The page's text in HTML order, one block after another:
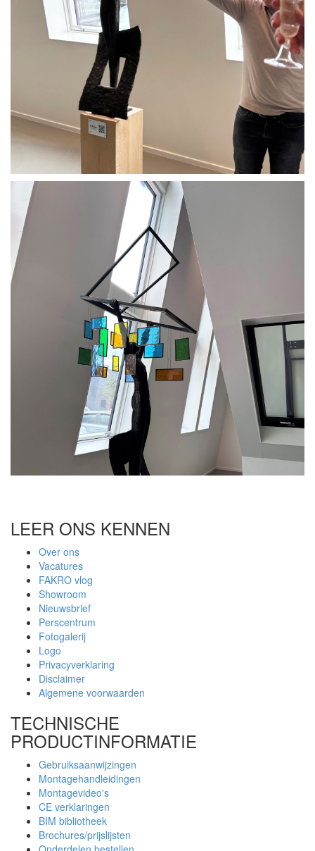
LEER ONS KENNEN
Over ons
Vacatures
FAKRO vlog
Showroom
Nieuwsbrief
Perscentrum
Fotogalerij
Logo
Privacyverklaring
Disclaimer
Algemene voorwaarden
TECHNISCHE
PRODUCTINFORMATIE
Gebruiksaanwijzingen
Montagehandleidingen
Montagevideo's
CE verklaringen
BIM bibliotheek
Brochures/prijslijsten